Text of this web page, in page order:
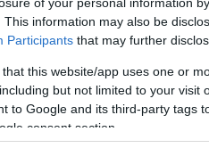
of your personal information
This information may also be
Participants that may further
that this website/app uses one or
but not limited to your visit
to Google and its third-party tags
consent section.
2025. április 12.írta:
Csak egy kis
lemondani -
ügyészség